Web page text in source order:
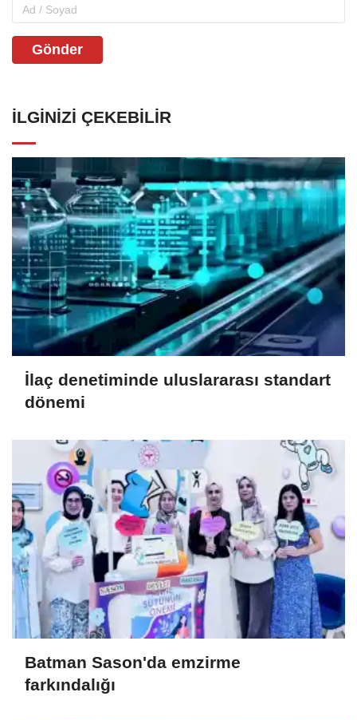
Gönder
İLGINIZI ÇEKEBILIR
İlaç denetiminde uluslararası standart
dönemi
Batman Sason'da emzirme
farkındalığı